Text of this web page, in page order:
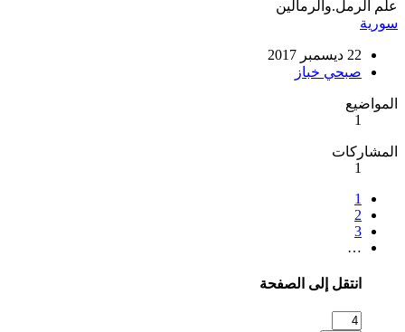
علم الرمل.والرمالين
سورية
22 ديسمبر 2017
صبحي خباز
المواضيع
1
المشاركات
1
1
2
3
…
انتقل إلى الصفحة